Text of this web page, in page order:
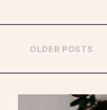
OLDER POSTS